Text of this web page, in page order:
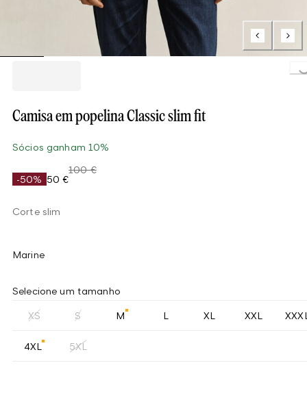
Camisa em popelina Classic slim fit
Sócios ganham 10%
-50% 50 €
100 €
Corte slim
Marine
Selecione um tamanho
XS S M L XL XXL
4XL 5XL